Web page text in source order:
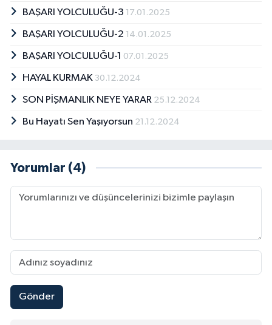
BAŞARI YOLCULUĞU-3 17.01.2025
BAŞARI YOLCULUĞU-2 14.01.2025
BAŞARI YOLCULUĞU-1 07.01.2025
HAYAL KURMAK 30.12.2024
SON PİŞMANLIK NEYE YARAR 25.12.2024
Bu Hayatı Sen Yaşıyorsun 21.12.2024
Yorumlar (4)
Gönder